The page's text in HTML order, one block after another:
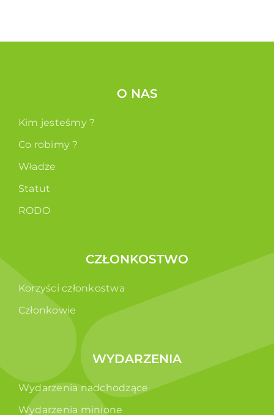
O NAS
Kim jesteśmy ?
Co robimy ?
Władze
Statut
RODO
CZŁONKOSTWO
Korzyści członkostwa
Członkowie
WYDARZENIA
Wydarzenia nadchodzące
Wydarzenia minione